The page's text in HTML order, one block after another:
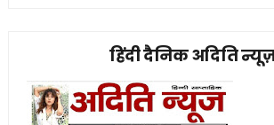
हिंदी दैनिक अदिति